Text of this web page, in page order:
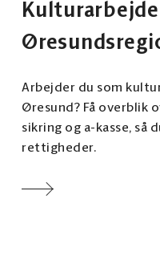
Arbejder du som
Øresund? Få overblik
sikring og a-kasse, så
rettigheder.